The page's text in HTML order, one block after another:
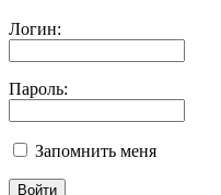
Логин:
Пароль:
Запомнить меня